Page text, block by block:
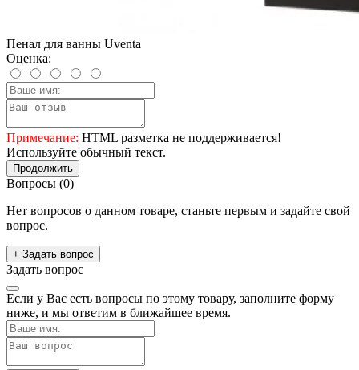
Пенал для ванны Uventa
Оценка:
Примечание: HTML разметка не поддерживается!
Используйте обычный текст.
Продолжить
Вопросы (0)
Нет вопросов о данном товаре, станьте первым и задайте свой
вопрос.
+ Задать вопрос
Задать вопрос
Если у Вас есть вопросы по этому товару, заполните форму
ниже, и мы ответим в ближайшее время.